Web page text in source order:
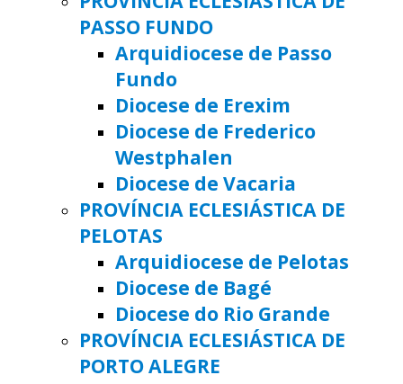
PASSO FUNDO
Arquidiocese de Passo
Fundo
Diocese de Erexim
Diocese de Frederico
Westphalen
Diocese de Vacaria
PROVÍNCIA ECLESIÁSTICA DE
PELOTAS
Arquidiocese de Pelotas
Diocese de Bagé
Diocese do Rio Grande
PROVÍNCIA ECLESIÁSTICA DE
PORTO ALEGRE